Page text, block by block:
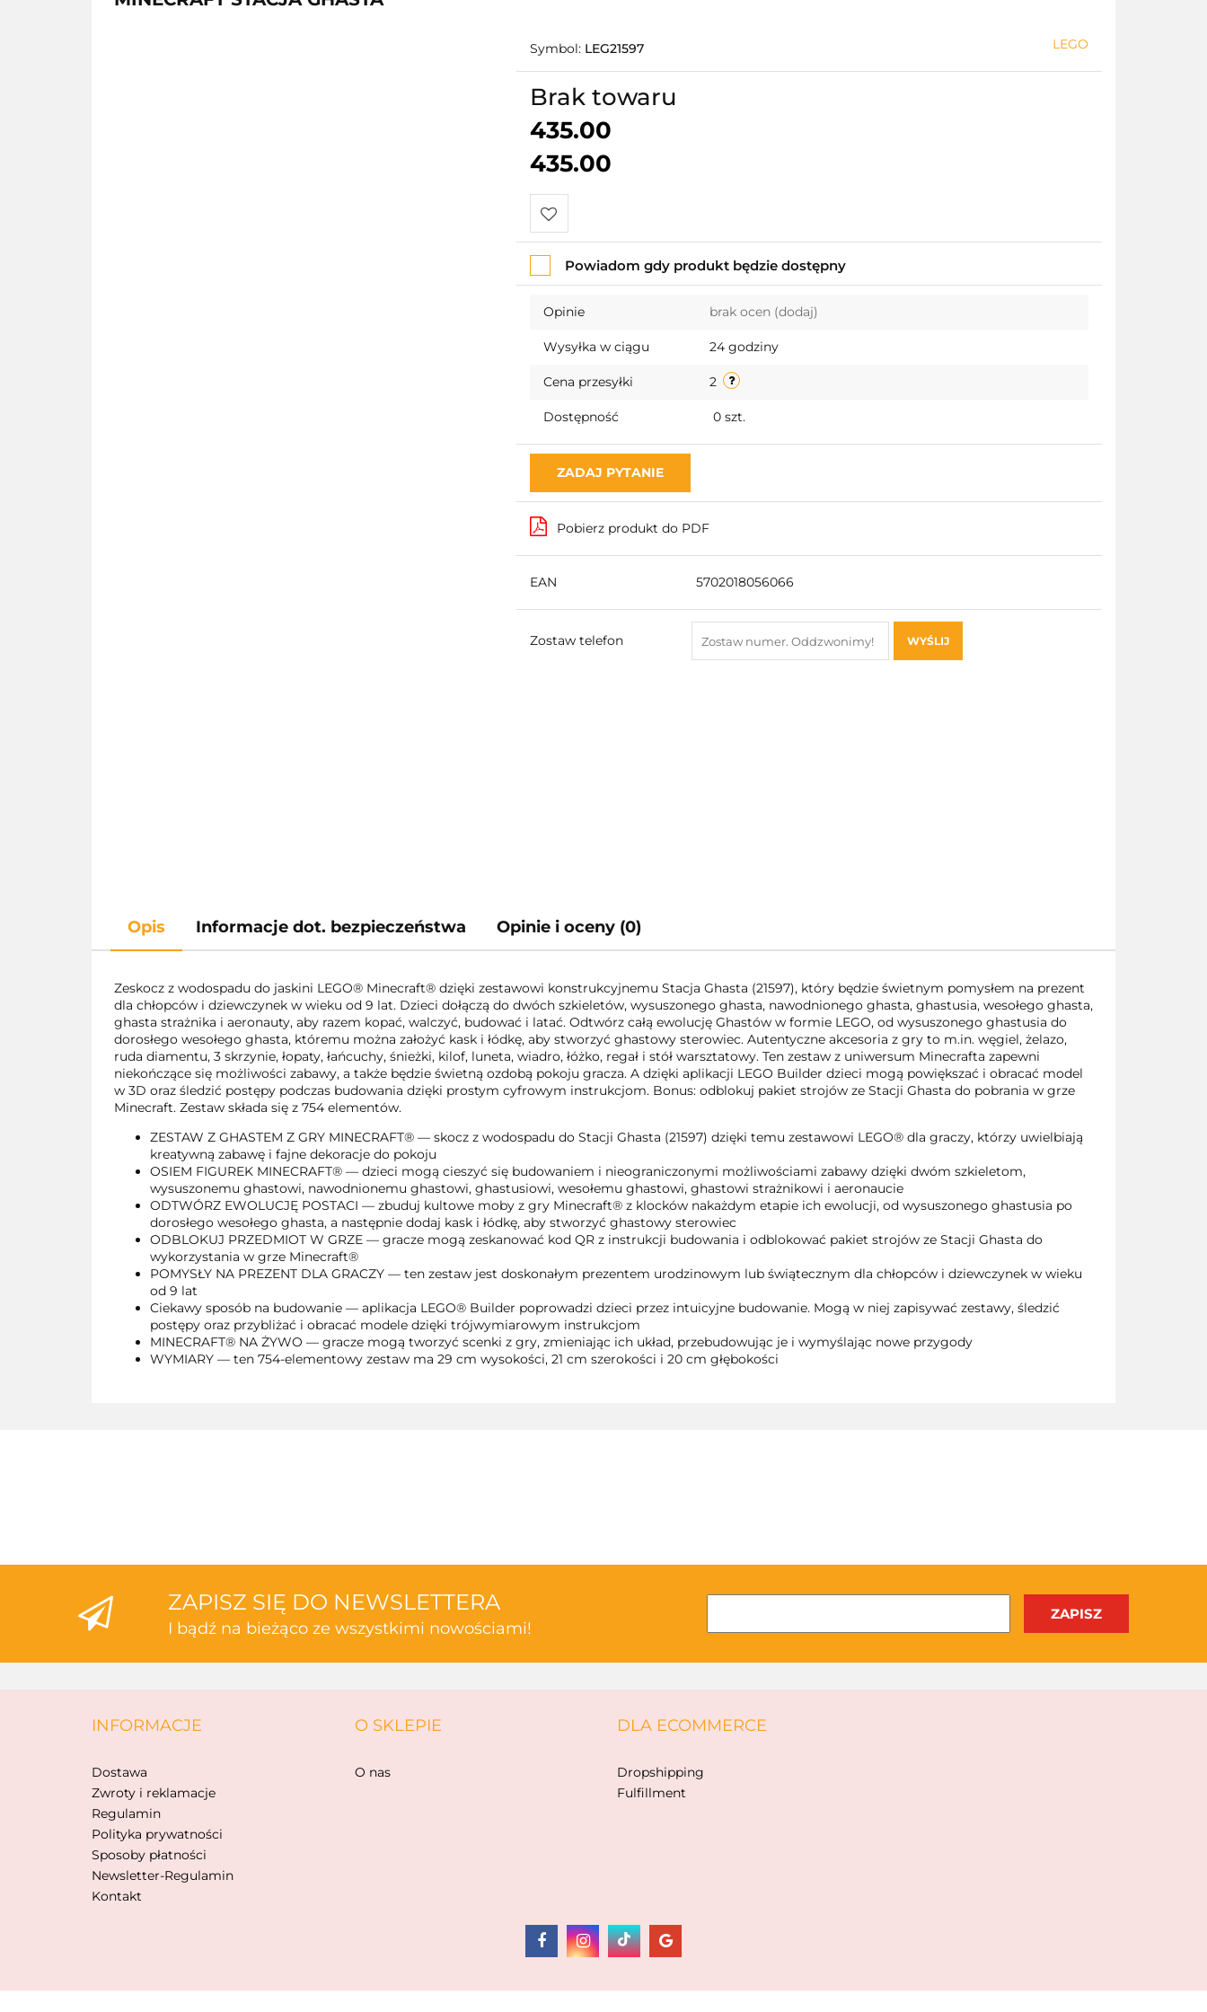
Symbol: LEG21597 LEGO
Brak towaru
435.00
435.00
Do
przechowalni
Powiadom gdy produkt będzie dostępny
Opinie brak ocen (dodaj)
Wysyłka w ciągu 24 godziny
Cena przesyłki 2
Dostępność 0 szt.
ZADAJ PYTANIE
Pobierz produkt do PDF
EAN 5702018056066
Zostaw telefon WYŚLIJ
Opis Informacje dot. bezpieczeństwa Opinie i oceny (0)
Zeskocz z wodospadu do jaskini LEGO® Minecraft® dzięki zestawowi konstrukcyjnemu Stacja Ghasta (21597), który będzie świetnym pomysłem na prezent
dla chłopców i dziewczynek w wieku od 9 lat. Dzieci dołączą do dwóch szkieletów, wysuszonego ghasta, nawodnionego ghasta, ghastusia, wesołego ghasta,
ghasta strażnika i aeronauty, aby razem kopać, walczyć, budować i latać. Odtwórz całą ewolucję Ghastów w formie LEGO, od wysuszonego ghastusia do
dorosłego wesołego ghasta, któremu można założyć kask i łódkę, aby stworzyć ghastowy sterowiec. Autentyczne akcesoria z gry to m.in. węgiel, żelazo,
ruda diamentu, 3 skrzynie, łopaty, łańcuchy, śnieżki, kilof, luneta, wiadro, łóżko, regał i stół warsztatowy. Ten zestaw z uniwersum Minecrafta zapewni
niekończące się możliwości zabawy, a także będzie świetną ozdobą pokoju gracza. A dzięki aplikacji LEGO Builder dzieci mogą powiększać i obracać model
w 3D oraz śledzić postępy podczas budowania dzięki prostym cyfrowym instrukcjom. Bonus: odblokuj pakiet strojów ze Stacji Ghasta do pobrania w grze
Minecraft. Zestaw składa się z 754 elementów.
ZESTAW Z GHASTEM Z GRY MINECRAFT® — skocz z wodospadu do Stacji Ghasta (21597) dzięki temu zestawowi LEGO® dla graczy, którzy uwielbiają
kreatywną zabawę i fajne dekoracje do pokoju
OSIEM FIGUREK MINECRAFT® — dzieci mogą cieszyć się budowaniem i nieograniczonymi możliwościami zabawy dzięki dwóm szkieletom,
wysuszonemu ghastowi, nawodnionemu ghastowi, ghastusiowi, wesołemu ghastowi, ghastowi strażnikowi i aeronaucie
ODTWÓRZ EWOLUCJĘ POSTACI — zbuduj kultowe moby z gry Minecraft® z klocków nakażdym etapie ich ewolucji, od wysuszonego ghastusia po
dorosłego wesołego ghasta, a następnie dodaj kask i łódkę, aby stworzyć ghastowy sterowiec
ODBLOKUJ PRZEDMIOT W GRZE — gracze mogą zeskanować kod QR z instrukcji budowania i odblokować pakiet strojów ze Stacji Ghasta do
wykorzystania w grze Minecraft®
POMYSŁY NA PREZENT DLA GRACZY — ten zestaw jest doskonałym prezentem urodzinowym lub świątecznym dla chłopców i dziewczynek w wieku
od 9 lat
Ciekawy sposób na budowanie — aplikacja LEGO® Builder poprowadzi dzieci przez intuicyjne budowanie. Mogą w niej zapisywać zestawy, śledzić
postępy oraz przybliżać i obracać modele dzięki trójwymiarowym instrukcjom
MINECRAFT® NA ŻYWO — gracze mogą tworzyć scenki z gry, zmieniając ich układ, przebudowując je i wymyślając nowe przygody
WYMIARY — ten 754-elementowy zestaw ma 29 cm wysokości, 21 cm szerokości i 20 cm głębokości
AKSJOMAT
ZAPISZ SIĘ DO NEWSLETTERA
I bądź na bieżąco ze wszystkimi nowościami!
INFORMACJE
Dostawa
Zwroty i reklamacje
Regulamin
Polityka prywatności
Sposoby płatności
Newsletter-Regulamin
Kontakt
O SKLEPIE
O nas
DLA ECOMMERCE
Dropshipping
Fulfillment